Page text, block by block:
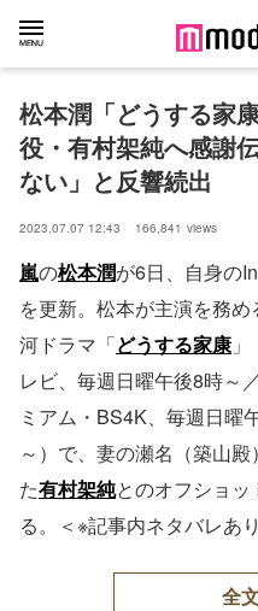
松本潤「どうする家
役・有村架純へ感謝
ない」と反響続出
2023.07.07 12:43 166,841 views
嵐の松本潤が6日、自身の
を更新。松本が主演を務め
河ドラマ「どうする家康」
レビ、毎週日曜午後8時～
ミアム・BS4K、毎週日曜
～）で、妻の瀬名（築山殿
た有村架純とのオフショ
る。＜※記事内ネタバレあ
全